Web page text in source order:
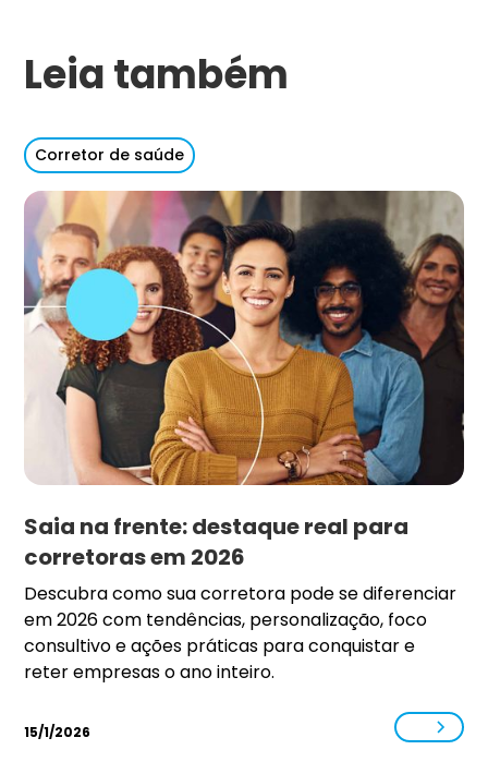
Leia também
Corretor de saúde
Saia na frente: destaque real para
corretoras em 2026
Descubra como sua corretora pode se diferenciar
em 2026 com tendências, personalização, foco
consultivo e ações práticas para conquistar e
reter empresas o ano inteiro.
15/1/2026